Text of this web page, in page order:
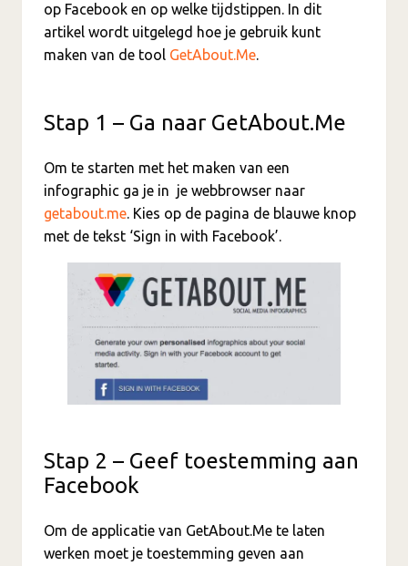
op Facebook en op welke tijdstippen. In dit
artikel wordt uitgelegd hoe je gebruik kunt
maken van de tool GetAbout.Me.
Stap 1 – Ga naar GetAbout.Me
Om te starten met het maken van een
infographic ga je in je webbrowser naar
getabout.me. Kies op de pagina de blauwe knop
met de tekst ‘Sign in with Facebook’.
Stap 2 – Geef toestemming aan
Facebook
Om de applicatie van GetAbout.Me te laten
werken moet je toestemming geven aan